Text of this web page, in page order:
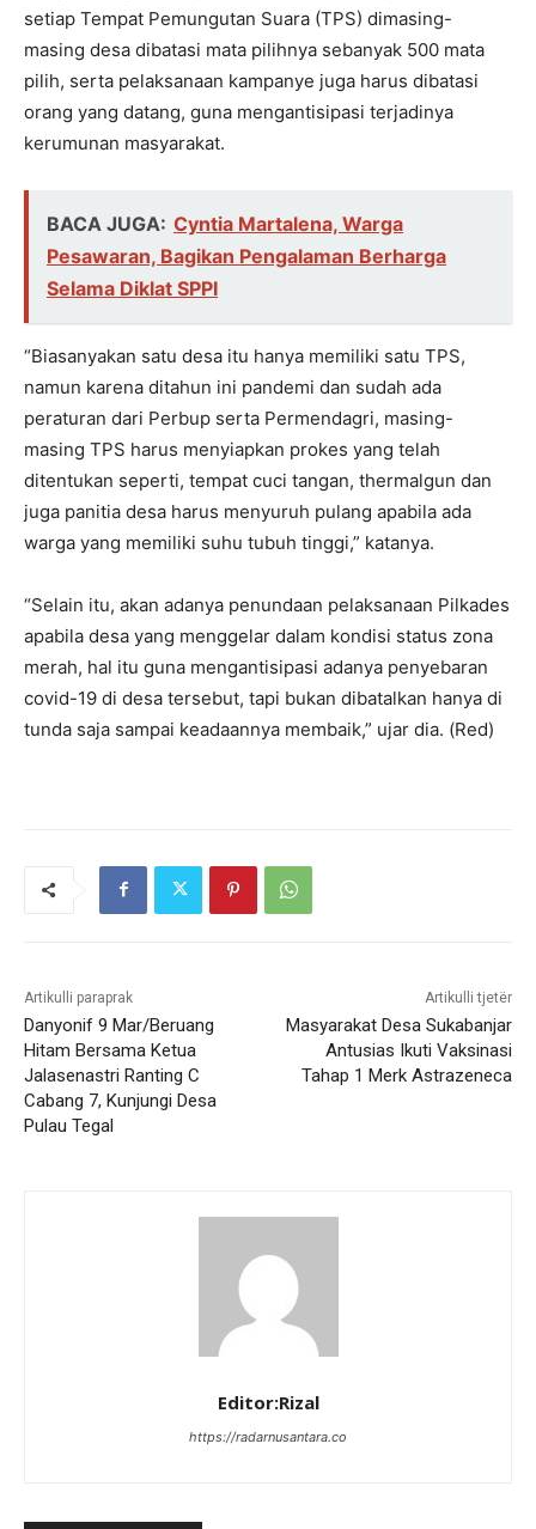
setiap Tempat Pemungutan Suara (TPS) dimasing-
masing desa dibatasi mata pilihnya sebanyak 500 mata
pilih, serta pelaksanaan kampanye juga harus dibatasi
orang yang datang, guna mengantisipasi terjadinya
kerumunan masyarakat.
BACA JUGA: Cyntia Martalena, Warga
Pesawaran, Bagikan Pengalaman Berharga
Selama Diklat SPPI
“Biasanyakan satu desa itu hanya memiliki satu TPS,
namun karena ditahun ini pandemi dan sudah ada
peraturan dari Perbup serta Permendagri, masing-
masing TPS harus menyiapkan prokes yang telah
ditentukan seperti, tempat cuci tangan, thermalgun dan
juga panitia desa harus menyuruh pulang apabila ada
warga yang memiliki suhu tubuh tinggi,” katanya.
“Selain itu, akan adanya penundaan pelaksanaan Pilkades
apabila desa yang menggelar dalam kondisi status zona
merah, hal itu guna mengantisipasi adanya penyebaran
covid-19 di desa tersebut, tapi bukan dibatalkan hanya di
tunda saja sampai keadaannya membaik,” ujar dia. (Red)
Artikulli paraprak
Danyonif 9 Mar/Beruang
Hitam Bersama Ketua
Jalasenastri Ranting C
Cabang 7, Kunjungi Desa
Pulau Tegal
Artikulli tjetër
Masyarakat Desa Sukabanjar
Antusias Ikuti Vaksinasi
Tahap 1 Merk Astrazeneca
Editor:Rizal
https://radarnusantara.co